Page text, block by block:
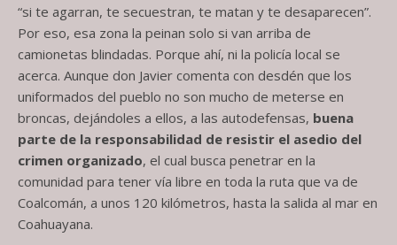
“si te agarran, te secuestran, te matan y te desaparecen”.
Por eso, esa zona la peinan solo si van arriba de
camionetas blindadas. Porque ahí, ni la policía local se
acerca. Aunque don Javier comenta con desdén que los
uniformados del pueblo no son mucho de meterse en
broncas, dejándoles a ellos, a las autodefensas, buena
parte de la responsabilidad de resistir el asedio del
crimen organizado, el cual busca penetrar en la
comunidad para tener vía libre en toda la ruta que va de
Coalcomán, a unos 120 kilómetros, hasta la salida al mar en
Coahuayana.